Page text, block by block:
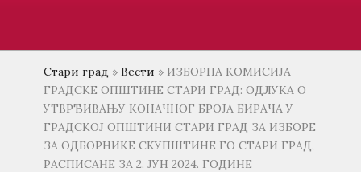
Стари град » Вести » ИЗБОРНA КОМИСИЈA
ГРАДСКЕ ОПШТИНЕ СТАРИ ГРАД: ОДЛУКA О
УТВРЂИВАЊУ КОНАЧНОГ БРОЈА БИРАЧА У
ГРАДСКОЈ ОПШТИНИ СТАРИ ГРАД ЗА ИЗБОРЕ
ЗА ОДБОРНИКЕ СКУПШТИНЕ ГО СТАРИ ГРАД,
РАСПИСАНЕ ЗА 2. ЈУН 2024. ГОДИНЕ